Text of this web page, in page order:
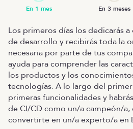
Los primeros días los dedicarás
de desarrollo y recibirás toda la
necesaria por parte de tus
ayuda para comprender las
los productos y los
tecnologías. A lo largo del
primeras funcionalidades y
de CI/CD como un/a campeón/a,
convertirte en un/a experto/a en